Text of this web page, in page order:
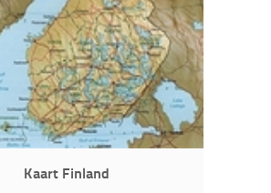
Kaart Finland